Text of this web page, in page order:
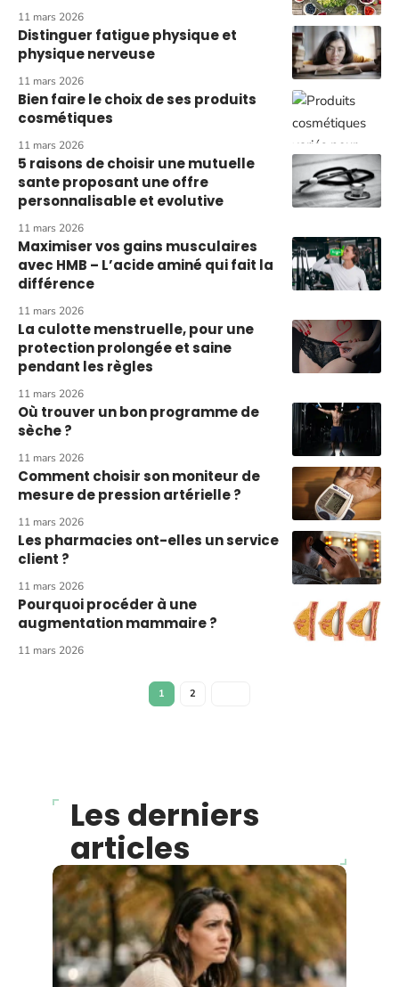
11 mars 2026
Distinguer fatigue physique et
physique nerveuse
11 mars 2026
Bien faire le choix de ses produits
cosmétiques
11 mars 2026
5 raisons de choisir une mutuelle
sante proposant une offre
personnalisable et evolutive
11 mars 2026
Maximiser vos gains musculaires
avec HMB – L’acide aminé qui fait la
différence
11 mars 2026
La culotte menstruelle, pour une
protection prolongée et saine
pendant les règles
11 mars 2026
Où trouver un bon programme de
sèche ?
11 mars 2026
Comment choisir son moniteur de
mesure de pression artérielle ?
11 mars 2026
Les pharmacies ont-elles un service
client ?
11 mars 2026
Pourquoi procéder à une
augmentation mammaire ?
11 mars 2026
1 2
Les derniers
articles